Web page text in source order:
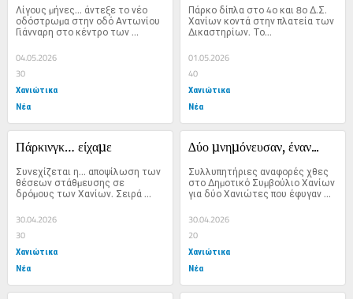
Λίγους µήνες… άντεξε το νέο
οδόστρωµα στην οδό Αντωνίου
Γιάνναρη στο κέντρο των
Χανίων....
04.05.2026
30
Χανιώτικα
Νέα
Πάρκο δίπλα στο 4ο και 8ο ∆.Σ.
Χανίων κοντά στην πλατεία των
∆ικαστηρίων. Το...
01.05.2026
40
Χανιώτικα
Νέα
Πάρκινγκ… είχαµε
Συνεχίζεται η… αποψίλωση των
θέσεων στάθµευσης σε
δρόµους των Χανίων. Σειρά
χθες,...
30.04.2026
30
Χανιώτικα
Νέα
∆ύο µνηµόνευσαν, έναν...
Συλλυπητήριες αναφορές χθες
στο ∆ηµοτικό Συµβούλιο Χανίων
για δύο Χανιώτες που έφυγαν
από τη...
30.04.2026
20
Χανιώτικα
Νέα